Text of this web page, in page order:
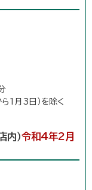
1月3日）を除く
内）令和4年2月